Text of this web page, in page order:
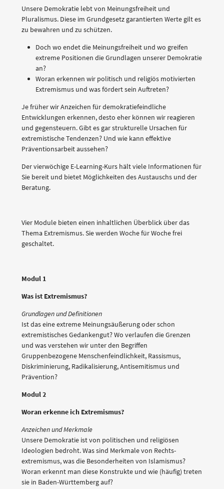
Unsere Demokratie lebt von Meinungsfreiheit und
Pluralismus. Diese im Grundgesetz garantierten Werte gilt es
zu bewahren und zu schützen.
Doch wo endet die Meinungsfreiheit und wo greifen
extreme Positionen die Grundlagen unserer Demokratie
an?
Woran erkennen wir politisch und religiös motivierten
Extremismus und was fördert sein Auftreten?
Je früher wir Anzeichen für demokratiefeindliche
Entwicklungen erkennen, desto eher können wir reagieren
und gegensteuern. Gibt es gar strukturelle Ursachen für
extremistische Tendenzen? Und wie kann effektive
Präventionsarbeit aussehen?
Der vierwöchige E-Learning-Kurs hält viele Informationen für
Sie bereit und bietet Möglichkeiten des Austauschs und der
Beratung.
Vier Module bieten einen inhaltlichen Überblick über das
Thema Extremismus. Sie werden Woche für Woche frei
geschaltet.
Modul 1
Was ist Extremismus?
Grundlagen und Definitionen
Ist das eine extreme Meinungsäußerung oder schon
extremistisches Gedankengut? Wo verlaufen die Grenzen
und was verstehen wir unter den Begriffen
Gruppenbezogene Menschenfeindlichkeit, Rassismus,
Diskriminierung, Radikalisierung, Antisemitismus und
Prävention?
Modul 2
Woran erkenne ich Extremismus?
Anzeichen und Merkmale
Unsere Demokratie ist von politischen und religiösen
Ideologien bedroht. Was sind Merkmale von Rechts-
extremismus, was die Besonderheiten von Islamismus?
Woran erkennt man diese Konstrukte und wie (häufig) treten
sie in Baden-Württemberg auf?